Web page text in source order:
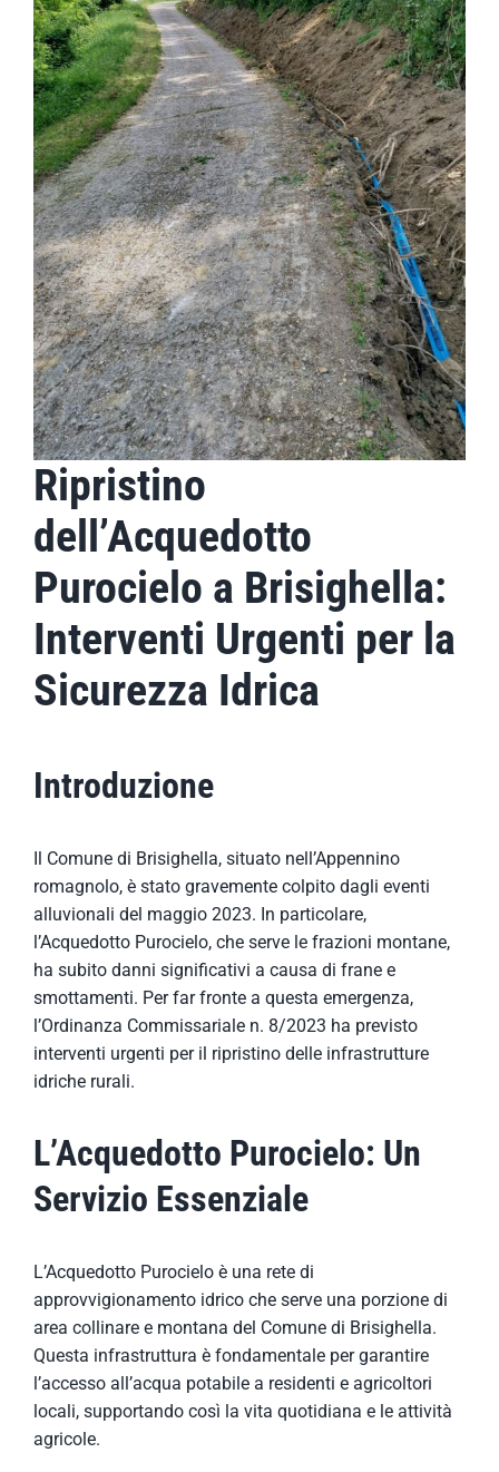
Ripristino
dell’Acquedotto
Purocielo a Brisighella:
Interventi Urgenti per la
Sicurezza Idrica
Introduzione
Il Comune di Brisighella, situato nell’Appennino
romagnolo, è stato gravemente colpito dagli eventi
alluvionali del maggio 2023. In particolare,
l’Acquedotto Purocielo, che serve le frazioni montane,
ha subito danni significativi a causa di frane e
smottamenti. Per far fronte a questa emergenza,
l’Ordinanza Commissariale n. 8/2023 ha previsto
interventi urgenti per il ripristino delle infrastrutture
idriche rurali.
L’Acquedotto Purocielo: Un
Servizio Essenziale
L’Acquedotto Purocielo è una rete di
approvvigionamento idrico che serve una porzione di
area collinare e montana del Comune di Brisighella.
Questa infrastruttura è fondamentale per garantire
l’accesso all’acqua potabile a residenti e agricoltori
locali, supportando così la vita quotidiana e le attività
agricole.